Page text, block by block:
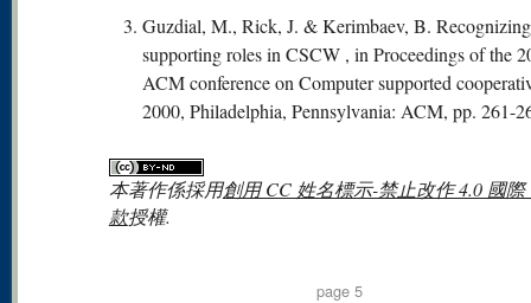
Guzdial, M., Rick, J. & Kerimbaev, B.
supporting roles in CSCW , in Proceedings of the
ACM conference on Computer supported
2000, Philadelphia, Pennsylvania: ACM, pp. 261-
本著作係採用創用 CC 姓名標示-禁止改作 4.0 國際
款授權.
page 5